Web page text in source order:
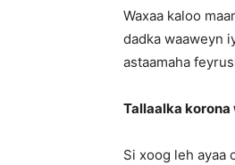
Waxaa kaloo
dadka waaweyn
astaamaha
Tallaalka korona
Si xoog leh ayaa